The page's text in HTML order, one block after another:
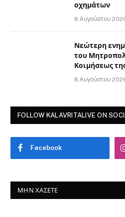
οχημάτων
8 Αυγούστου
Νεώτερη
του
Κοιμήσεως
8 Αυγούστου
FOLLOW KALAVRITALIVE ON
Facebook
ΜΗΝ ΧΆΣΕΤΕ